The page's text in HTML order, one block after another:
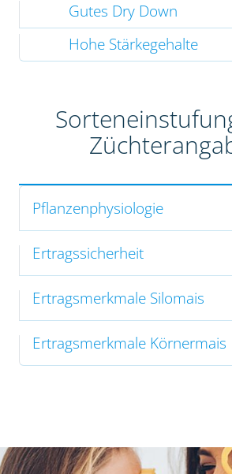
Gutes Dry Down
Hohe Stärkegehalte
Pflanzenphysiologie
Ertragssicherheit
Ertragsmerkmale Silomais
Ertragsmerkmale Körnermais